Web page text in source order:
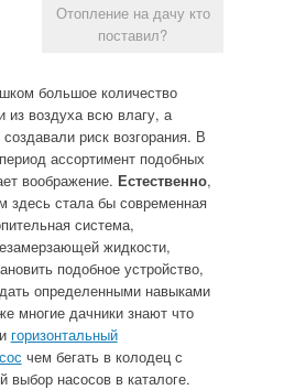
Отопление на дачу кто
поставил?
большое количество
из воздуха всю влагу, а
риск возгорания. В
ассортимент подобных
воображение. Естественно,
здесь стала бы современная
система,
жидкости,
подобное устройство,
определенными навыками
многие дачники знают что
горизонтальный
чем бегать в колодец с
выбор насосов в каталоге.